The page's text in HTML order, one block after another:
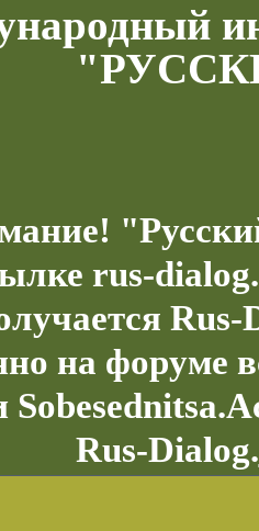
rus-
Rus-
на форуме
Rus-Dialog.